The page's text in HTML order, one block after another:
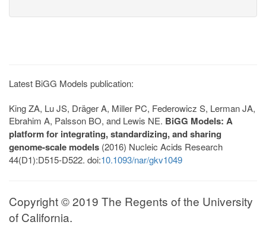
Latest BiGG Models publication:
King ZA, Lu JS, Dräger A, Miller PC, Federowicz S, Lerman JA,
Ebrahim A, Palsson BO, and Lewis NE. BiGG Models: A
platform for integrating, standardizing, and sharing
genome-scale models (2016) Nucleic Acids Research
44(D1):D515-D522. doi:10.1093/nar/gkv1049
Copyright © 2019 The Regents of the University
of California.